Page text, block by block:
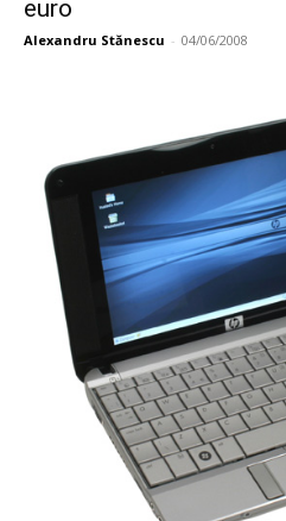
euro
Alexandru Stănescu - 04/06/2008